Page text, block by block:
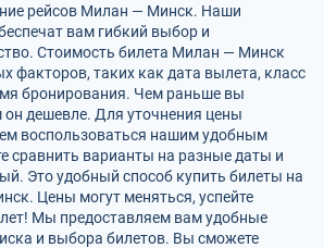
рейсов Милан — Минск. Наши
вам гибкий выбор и
Стоимость билета Милан — Минск
факторов, таких как дата вылета, класс
бронирования. Чем раньше вы
он дешевле. Для уточнения цены
воспользоваться нашим удобным
сравнить варианты на разные даты и
Это удобный способ купить билеты на
Цены могут меняться, успейте
Мы предоставляем вам удобные
и выбора билетов. Вы сможете